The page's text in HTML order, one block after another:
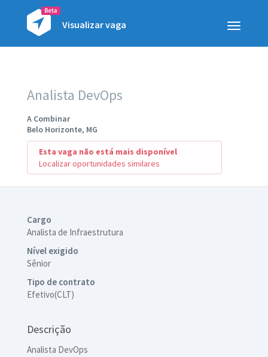
Toggle
Visualizar vaga
Analista DevOps
A Combinar
Belo Horizonte, MG
Esta vaga não está mais disponível
Localizar oportunidades similares
Cargo
Analista de Infraestrutura
Nível exigido
Sênior
Tipo de contrato
Efetivo(CLT)
Descrição
Analista DevOps